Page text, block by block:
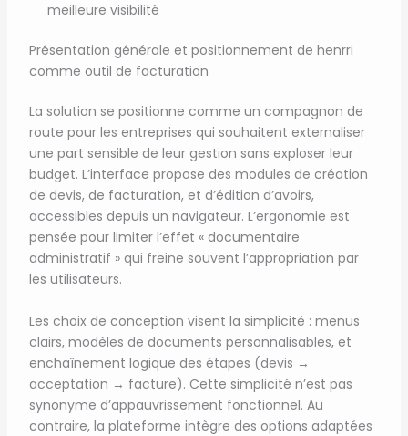
meilleure visibilité
Présentation générale et positionnement de henrri
comme outil de facturation
La solution se positionne comme un compagnon de
route pour les entreprises qui souhaitent externaliser
une part sensible de leur gestion sans exploser leur
budget. L’interface propose des modules de création
de devis, de facturation, et d’édition d’avoirs,
accessibles depuis un navigateur. L’ergonomie est
pensée pour limiter l’effet « documentaire
administratif » qui freine souvent l’appropriation par
les utilisateurs.
Les choix de conception visent la simplicité : menus
clairs, modèles de documents personnalisables, et
enchaînement logique des étapes (devis →
acceptation → facture). Cette simplicité n’est pas
synonyme d’appauvrissement fonctionnel. Au
contraire, la plateforme intègre des options adaptées